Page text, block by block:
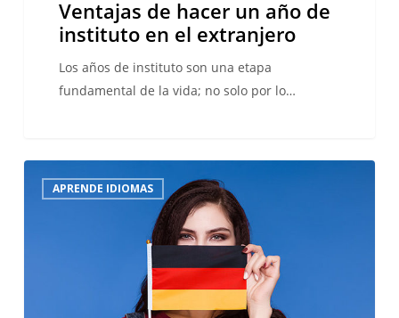
Ventajas de hacer un año de
instituto en el extranjero
Los años de instituto son una etapa
fundamental de la vida; no solo por lo…
consejosAPRENDE IDIOMAS